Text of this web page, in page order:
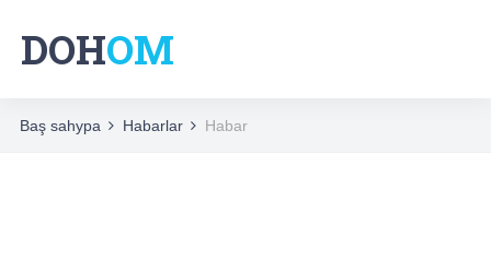
DOHOM
Baş sahypa Habarlar Habar